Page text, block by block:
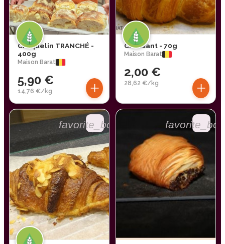
Craquelin TRANCHÉ -
400g
Maison Barat
5,90 €
14,76 €/kg +
Croissant - 70g
Maison Barat
2,00 €
28,62 €/kg +
favorite_border